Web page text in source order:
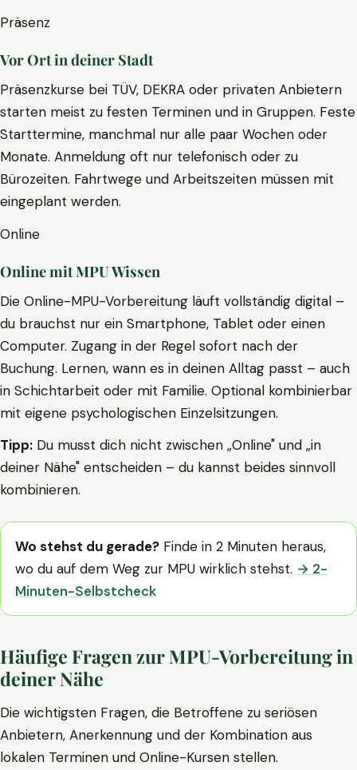
Präsenz
Vor Ort in deiner Stadt
Präsenzkurse bei TÜV, DEKRA oder privaten Anbietern
starten meist zu festen Terminen und in Gruppen. Feste
Starttermine, manchmal nur alle paar Wochen oder
Monate. Anmeldung oft nur telefonisch oder zu
Bürozeiten. Fahrtwege und Arbeitszeiten müssen mit
eingeplant werden.
Online
Online mit MPU Wissen
Die Online-MPU-Vorbereitung läuft vollständig digital –
du brauchst nur ein Smartphone, Tablet oder einen
Computer. Zugang in der Regel sofort nach der
Buchung. Lernen, wann es in deinen Alltag passt – auch
in Schichtarbeit oder mit Familie. Optional kombinierbar
mit eigene psychologischen Einzelsitzungen.
Tipp: Du musst dich nicht zwischen „Online" und „in
deiner Nähe" entscheiden – du kannst beides sinnvoll
kombinieren.
Wo stehst du gerade? Finde in 2 Minuten heraus,
wo du auf dem Weg zur MPU wirklich stehst. → 2-
Minuten-Selbstcheck
Häufige Fragen zur MPU-Vorbereitung in
deiner Nähe
Die wichtigsten Fragen, die Betroffene zu seriösen
Anbietern, Anerkennung und der Kombination aus
lokalen Terminen und Online-Kursen stellen.